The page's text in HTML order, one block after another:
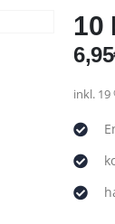
10
6,95
inkl. 19